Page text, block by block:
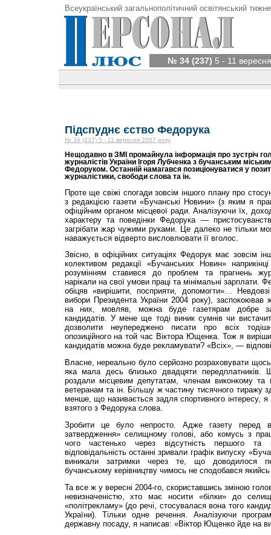
Всеукраїнський загальнополітичний освітянський
№ 34 (237) 5 - 11
Підспуднє єство Федорука
№ 34 (237) 5 - 11 вересня 2007 року
Нещодавно в ЗМІ промайнула інформація про зустріч
журналістів України Ігоря Лубченка з бучанським
Федоруком. Останній намагався позиціонуватися у
журналістики, свободи слова та ін.
Проте ще свіжі спогади зовсім іншого плану про
з редакцією газети «Бучанські Новини» (з яким я
офіційним органом місцевої ради. Аналізуючи їх,
характеру та поведінки Федорука —
загрібати жар чужими руками. Це далеко не тільки
наважується відверто висловлювати її вголос.
Звісно, в офіційних ситуаціях Федорук має зовсім
колективом редакції «Бучанських Новин»
розумінням ставився до проблем та прагнень
нарікали на свої умови праці та мінімальні зарплати.
обіцяв «вирішити, посприяти, допомогти»…
вибори Президента України 2004 року), заспокоював
на них, мовляв, можна буде газетярам добре
кандидатів. У мене ще тоді виник сумнів чи
дозволити неупереджено писати про всіх
опозиційного на той час Віктора Ющенка. Тож я
кандидатів можна буде рекламувати? «Всіх», —
Власне, нереально було серйозно розраховувати щось
яка мала десь близько двадцяти передплатників.
роздали місцевим депутатам, членам виконкому та
ветеранам та ін. Більшу ж частину тисячного тиражу
менше, що називається задля спортивного інтересу, я
взятого з Федорука слова.
Зробити це було непросто. Адже газету перед
затвердження» селищному голові, або комусь з
чого частенько через відсутність першого
відповідальність останні зривали графік випуску
виникали затримки через те, що доводилося
бучанському керівництву чимось не сподобався
Та все ж у вересні 2004-го, скориставшись зміною
невизначеністю, хто має носити «білки» до
«політрекламу» (до речі, стосувалася вона того
України). Тільки одне речення. Аналізуючи
державну посаду, я написав: «Віктор Ющенко йде на